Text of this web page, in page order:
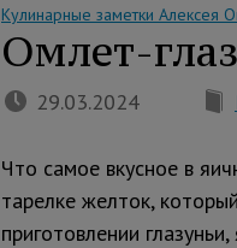
Кулинарные заметки Алексея
Омлет-
29.03.2024
Что самое вкусное в
тарелке желток,
приготовлении